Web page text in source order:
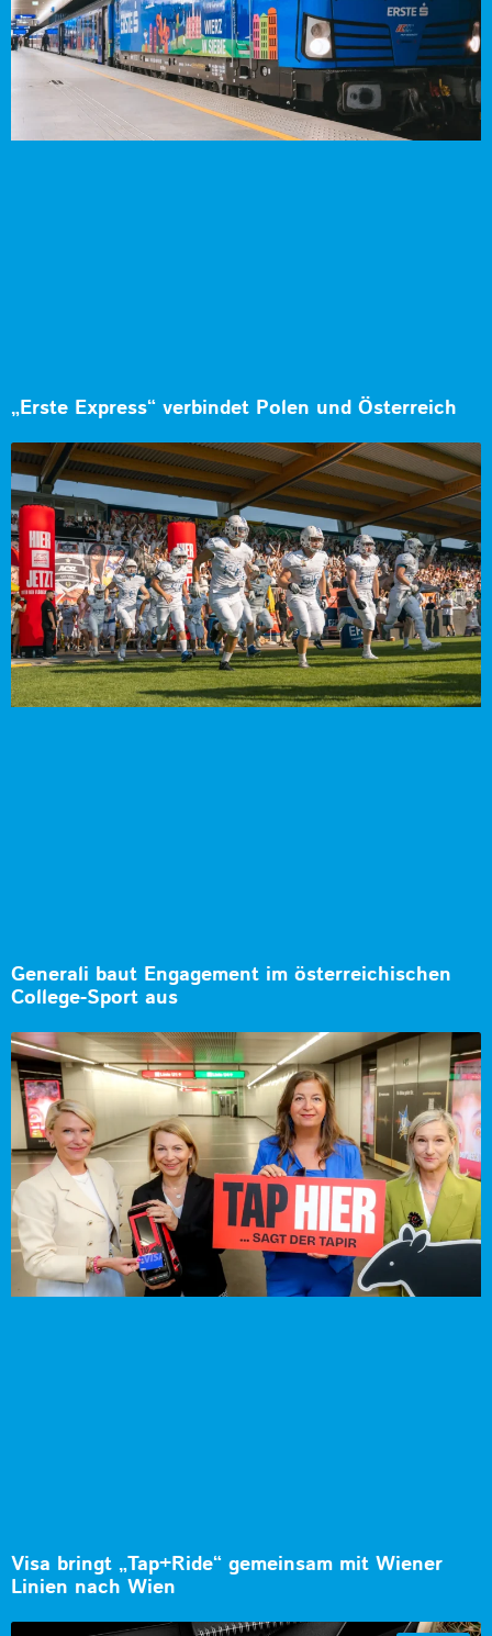
„Erste Express“ verbindet Polen und Österreich
Generali baut Engagement im österreichischen
College-Sport aus
Visa bringt „Tap+Ride“ gemeinsam mit Wiener
Linien nach Wien